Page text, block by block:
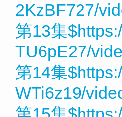
2KzBF727/
第13集
TU6pE27/
第14集
WTi6z19/